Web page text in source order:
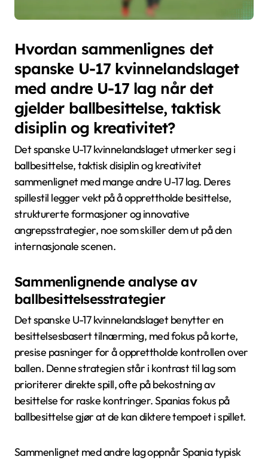
Hvordan sammenlignes det
spanske U-17 kvinnelandslaget
med andre U-17 lag når det
gjelder ballbesittelse, taktisk
disiplin og kreativitet?
Det spanske U-17 kvinnelandslaget utmerker seg i
ballbesittelse, taktisk disiplin og kreativitet
sammenlignet med mange andre U-17 lag. Deres
spillestil legger vekt på å opprettholde besittelse,
strukturerte formasjoner og innovative
angrepsstrategier, noe som skiller dem ut på den
internasjonale scenen.
Sammenlignende analyse av
ballbesittelsesstrategier
Det spanske U-17 kvinnelandslaget benytter en
besittelsesbasert tilnærming, med fokus på korte,
presise pasninger for å opprettholde kontrollen over
ballen. Denne strategien står i kontrast til lag som
prioriterer direkte spill, ofte på bekostning av
besittelse for raske kontringer. Spanias fokus på
ballbesittelse gjør at de kan diktere tempoet i spillet.
Sammenlignet med andre lag oppnår Spania typisk